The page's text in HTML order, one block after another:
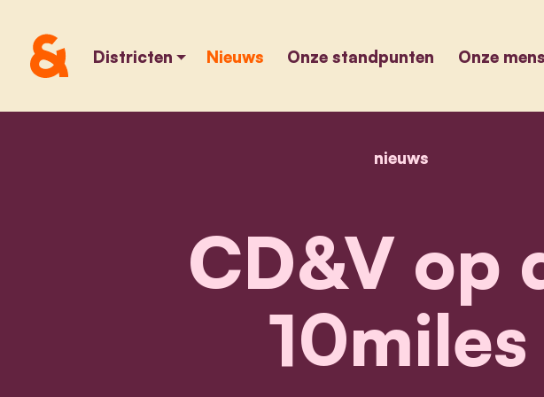
Districten Nieuws Onze standpunten Onze
home
nieuwscd&v op de
CD&V op
10miles